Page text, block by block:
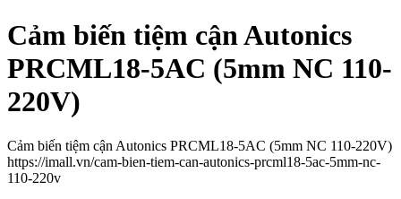
Cảm biến tiệm cận Autonics
PRCML18-5AC (5mm NC 110-
220V)
Cảm biến tiệm cận Autonics PRCML18-5AC (5mm NC 110-220V)
https://imall.vn/cam-bien-tiem-can-autonics-prcml18-5ac-5mm-nc-
110-220v